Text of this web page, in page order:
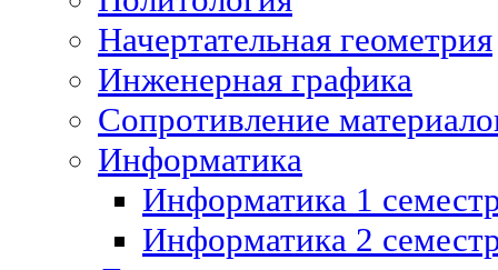
Начертательная геометрия
Инженерная графика
Сопротивление
Информатика
Информатика 1
Информатика 2